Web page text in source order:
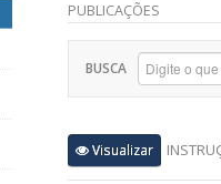
PUBLICAÇÕES
BUSCA
Visualizar